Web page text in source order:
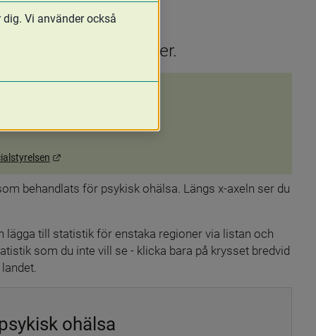
samtliga regioner.
Länk till annan webbplats.
lägga till statistik för enstaka regioner via listan och
som du inte vill se - klicka bara på krysset bredvid
.
ohälsa
Vi använder också